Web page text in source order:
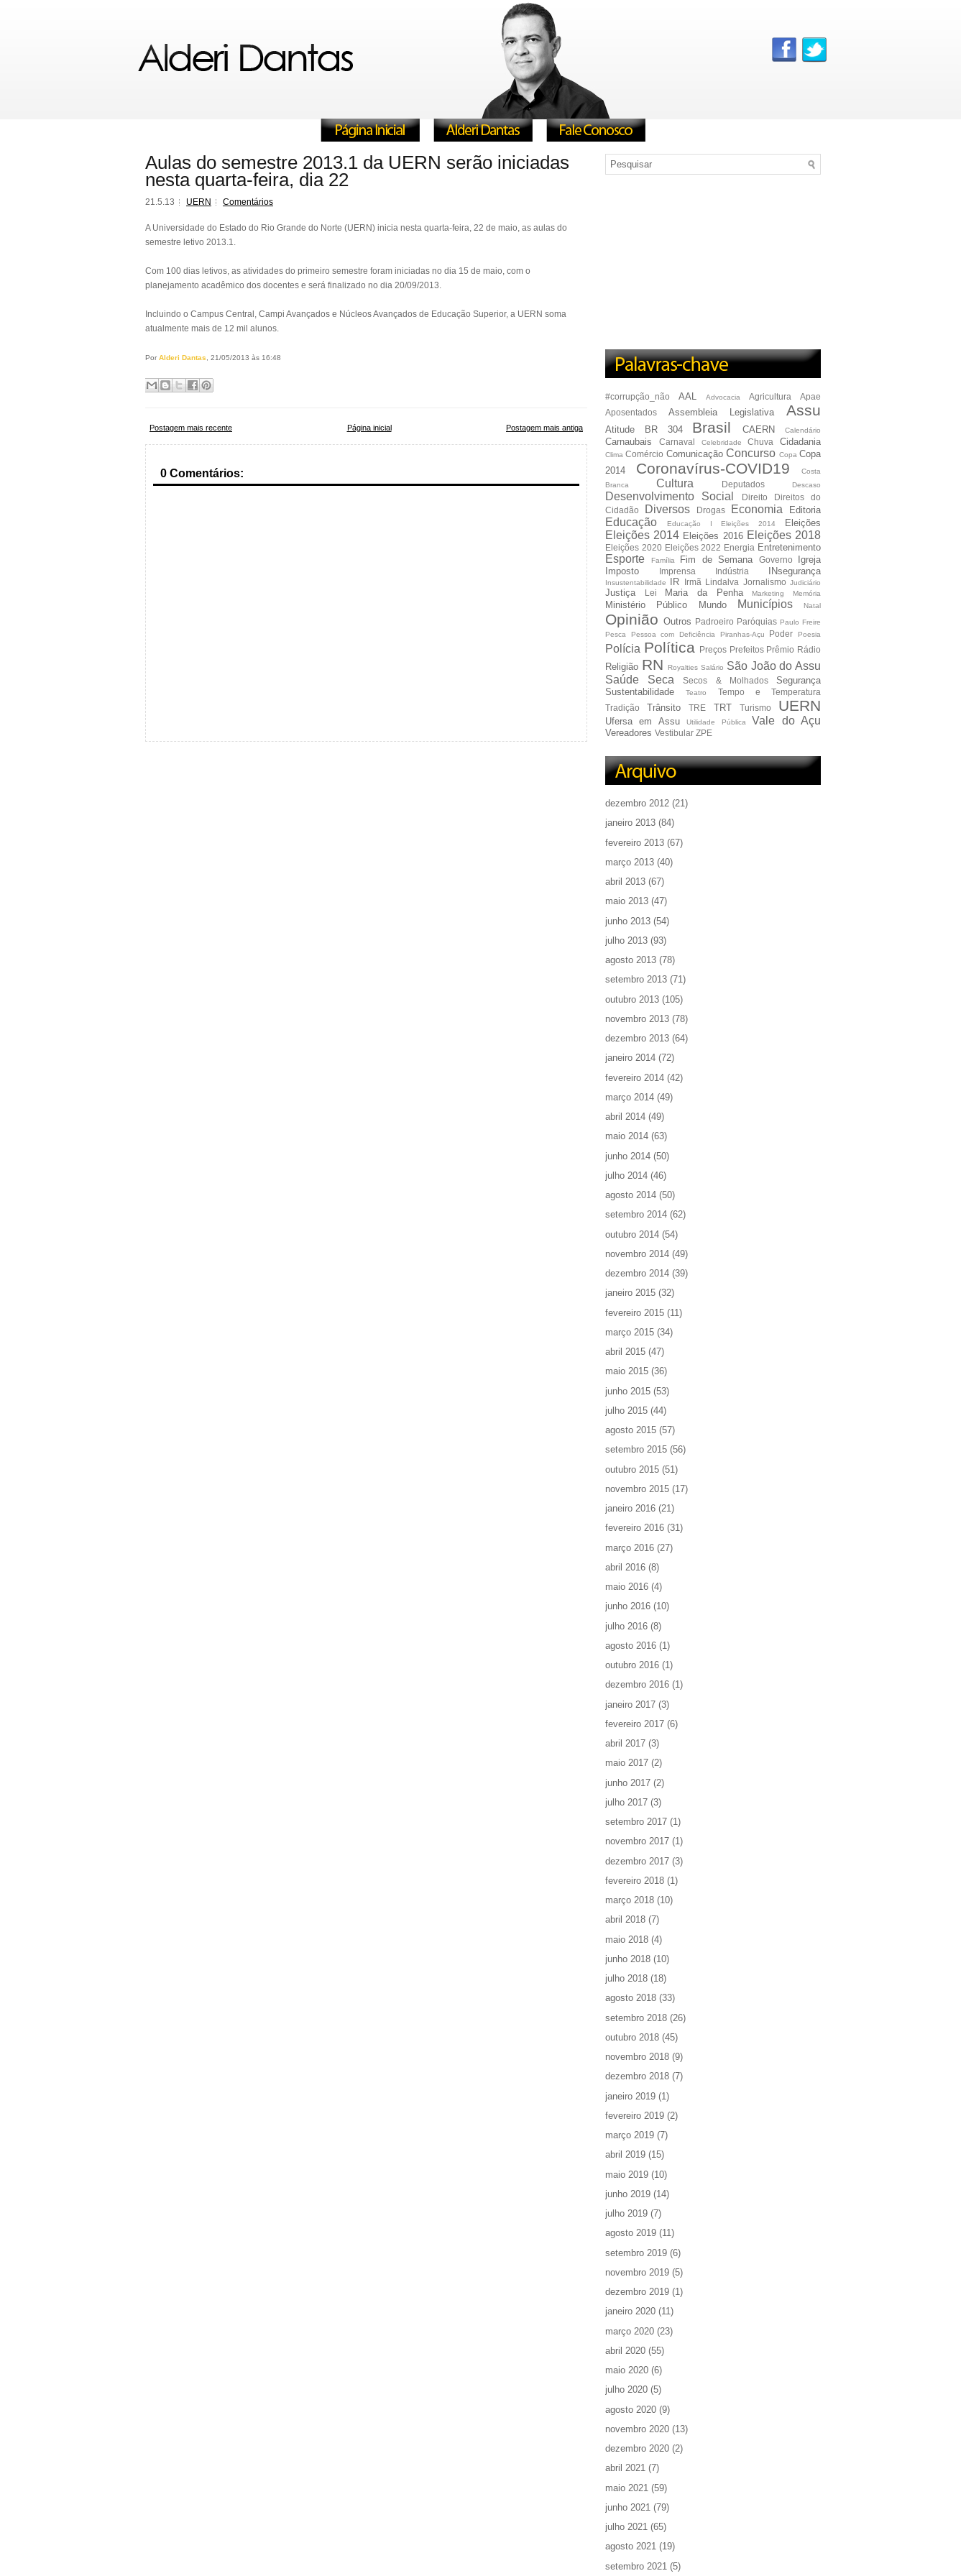
Aulas do semestre 2013.1 da UERN serão iniciadas
nesta quarta-feira, dia 22
21.5.13 UERN Comentários
A Universidade do Estado do Rio Grande do Norte (UERN) inicia nesta quarta-feira, 22 de maio, as aulas do
semestre letivo 2013.1.
Com 100 dias letivos, as atividades do primeiro semestre foram iniciadas no dia 15 de maio, com o
planejamento acadêmico dos docentes e será finalizado no dia 20/09/2013.
Incluindo o Campus Central, Campi Avançados e Núcleos Avançados de Educação Superior, a UERN soma
atualmente mais de 12 mil alunos.
Por Alderi Dantas , 21/05/2013 às 16:48
Postagem mais recente Postagem mais antiga
Página inicial
0 Comentários:
#corrupção_não AAL Advocacia Agricultura
Apae
Aposentados
Assembleia Legislativa Assu
Atitude BR 304 Brasil CAERN Calendário
Carnaubais Carnaval Celebridade Chuva Cidadania
Clima Comércio Comunicação Concurso Copa Copa
2014
Coronavírus-COVID19
Costa
Branca
Cultura Deputados Descaso
Desenvolvimento Social Direito
Direitos do
Cidadão
Diversos Drogas Economia Editoria
Educação Educação I Eleições 2014 Eleições
Eleições 2014 Eleições 2016 Eleições 2018
Eleições 2020 Eleições 2022 Energia Entretenimento
Esporte Família Fim de Semana Governo
Igreja
Imposto
Imprensa Indústria INsegurança
Insustentabilidade IR Irmã Lindalva Jornalismo Judiciário
Justiça Lei Maria da Penha Marketing Memória
Ministério Público Mundo Municípios Natal
Opinião Outros Padroeiro Paróquias Paulo Freire
Pesca
Pessoa com Deficiência Piranhas-Açu Poder Poesia
Polícia Política Preços Prefeitos Prêmio Rádio
Religião RN Royalties Salário São João do Assu
Saúde
Seca Secos & Molhados
Segurança
Sustentabilidade
Teatro
Tempo e Temperatura
Tradição
Trânsito TRE TRT Turismo UERN
Ufersa em Assu Utilidade Pública Vale do Açu
Vereadores Vestibular ZPE
dezembro 2012 (21)
janeiro 2013 (84)
fevereiro 2013 (67)
março 2013 (40)
abril 2013 (67)
maio 2013 (47)
junho 2013 (54)
julho 2013 (93)
agosto 2013 (78)
setembro 2013 (71)
outubro 2013 (105)
novembro 2013 (78)
dezembro 2013 (64)
janeiro 2014 (72)
fevereiro 2014 (42)
março 2014 (49)
abril 2014 (49)
maio 2014 (63)
junho 2014 (50)
julho 2014 (46)
agosto 2014 (50)
setembro 2014 (62)
outubro 2014 (54)
novembro 2014 (49)
dezembro 2014 (39)
janeiro 2015 (32)
fevereiro 2015 (11)
março 2015 (34)
abril 2015 (47)
maio 2015 (36)
junho 2015 (53)
julho 2015 (44)
agosto 2015 (57)
setembro 2015 (56)
outubro 2015 (51)
novembro 2015 (17)
janeiro 2016 (21)
fevereiro 2016 (31)
março 2016 (27)
abril 2016 (8)
maio 2016 (4)
junho 2016 (10)
julho 2016 (8)
agosto 2016 (1)
outubro 2016 (1)
dezembro 2016 (1)
janeiro 2017 (3)
fevereiro 2017 (6)
abril 2017 (3)
maio 2017 (2)
junho 2017 (2)
julho 2017 (3)
setembro 2017 (1)
novembro 2017 (1)
dezembro 2017 (3)
fevereiro 2018 (1)
março 2018 (10)
abril 2018 (7)
maio 2018 (4)
junho 2018 (10)
julho 2018 (18)
agosto 2018 (33)
setembro 2018 (26)
outubro 2018 (45)
novembro 2018 (9)
dezembro 2018 (7)
janeiro 2019 (1)
fevereiro 2019 (2)
março 2019 (7)
abril 2019 (15)
maio 2019 (10)
junho 2019 (14)
julho 2019 (7)
agosto 2019 (11)
setembro 2019 (6)
novembro 2019 (5)
dezembro 2019 (1)
janeiro 2020 (11)
março 2020 (23)
abril 2020 (55)
maio 2020 (6)
julho 2020 (5)
agosto 2020 (9)
novembro 2020 (13)
dezembro 2020 (2)
abril 2021 (7)
maio 2021 (59)
junho 2021 (79)
julho 2021 (65)
agosto 2021 (19)
setembro 2021 (5)